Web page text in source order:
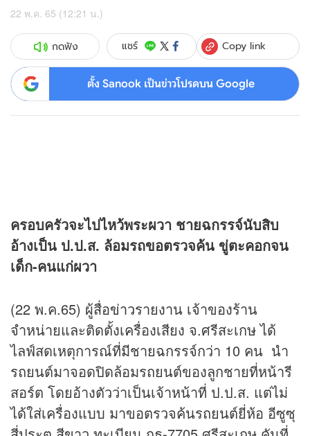
22 พ.ค. 65 (12:21 น.)
กดฟัง แชร์ Copy link
ตั้ง Sanook เป็นข่าวโปรดบน Google
ครอบครัวจะไปไหว้พระผวา ชายฉกรรจ์นับสิบ
อ้างเป็น ป.ป.ส. ล้อมรถขอตรวจค้น ขู่ตะคอกจน
เด็ก-คนแก่ผวา
(22 พ.ค.65) ผู้สื่อข่าวรายงาน เจ้าของร้าน
จำหน่ายและติดตั้งเครื่องเสียง จ.ศรีสะเกษ ได้
ไลฟ์สดเหตุการณ์ที่มีชายฉกรรจ์กว่า 10 คน นำ
รถยนต์มาจอดปิดล้อมรถยนต์ของลูกชายที่หน้ารี
สอร์ต โดยอ้างตัวว่าเป็นเจ้าหน้าที่ ป.ป.ส. แต่ไม่
ได้ใส่เครื่องแบบ มาขอตรวจค้นรถยนต์ยี่ห้อ อีซูซุ